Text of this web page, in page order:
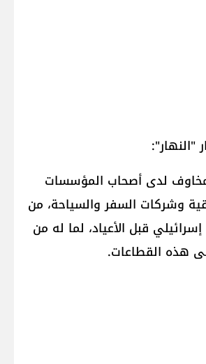
"النهار":
لدى أصحاب المؤسسات
وشركات السفر والسياحة، من
قبل الأعياد، لما له من
هذه القطاعات.